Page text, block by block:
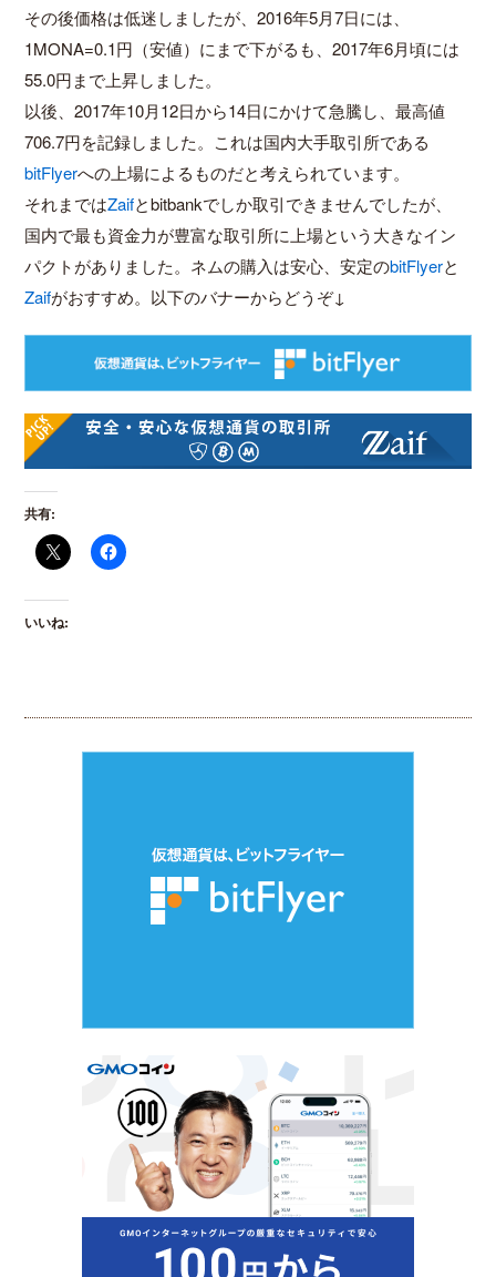
その後価格は低迷しましたが、2016年5月7日には、
1MONA=0.1円（安値）にまで下がるも、2017年6月頃には
55.0円まで上昇しました。
以後、2017年10月12日から14日にかけて急騰し、最高値
706.7円を記録しました。これは国内大手取引所である
bitFlyerへの上場によるものだと考えられています。
それまではZaifとbitbankでしか取引できませんでしたが、
国内で最も資金力が豊富な取引所に上場という大きなイン
パクトがありました。ネムの購入は安心、安定のbitFlyerと
Zaifがおすすめ。以下のバナーからどうぞ↓
共有:
いいね: